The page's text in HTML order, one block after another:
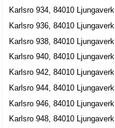
Karlsro 934, 84010 Ljungaverk
Karlsro 936, 84010 Ljungaverk
Karlsro 938, 84010 Ljungaverk
Karlsro 940, 84010 Ljungaverk
Karlsro 942, 84010 Ljungaverk
Karlsro 944, 84010 Ljungaverk
Karlsro 946, 84010 Ljungaverk
Karlsro 948, 84010 Ljungaverk